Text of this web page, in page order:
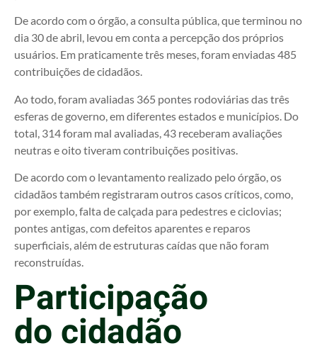
De acordo com o órgão, a consulta pública, que terminou no
dia 30 de abril, levou em conta a percepção dos próprios
usuários. Em praticamente três meses, foram enviadas 485
contribuições de cidadãos.
Ao todo, foram avaliadas 365 pontes rodoviárias das três
esferas de governo, em diferentes estados e municípios. Do
total, 314 foram mal avaliadas, 43 receberam avaliações
neutras e oito tiveram contribuições positivas.
De acordo com o levantamento realizado pelo órgão, os
cidadãos também registraram outros casos críticos, como,
por exemplo, falta de calçada para pedestres e ciclovias;
pontes antigas, com defeitos aparentes e reparos
superficiais, além de estruturas caídas que não foram
reconstruídas.
Participação
do cidadão